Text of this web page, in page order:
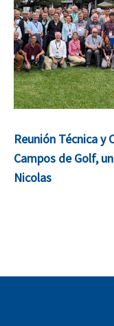
Reunión Técnica
Campos de Golf,
Nicolas